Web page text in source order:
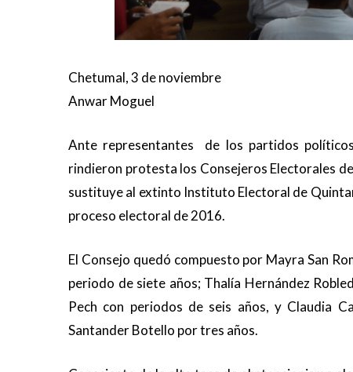
Chetumal, 3 de noviembre
Anwar Moguel
Ante representantes de los partidos
rindieron protesta los Consejeros Electorales
sustituye al extinto Instituto Electoral de
proceso electoral de 2016.
El Consejo quedó compuesto por Mayra San
periodo de siete años; Thalía Hernández
Pech con periodos de seis años, y Claudia
Santander Botello por tres años.